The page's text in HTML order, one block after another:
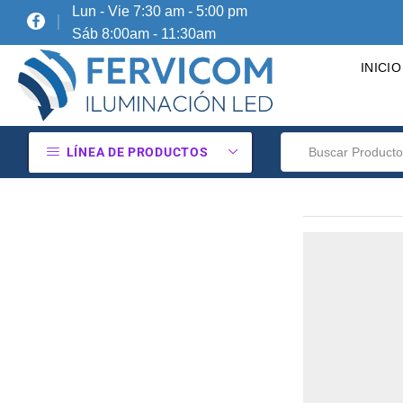
Lun - Vie 7:30 am - 5:00 pm
Sáb 8:00am - 11:30am
INICIO
LÍNEA DE PRODUCTOS